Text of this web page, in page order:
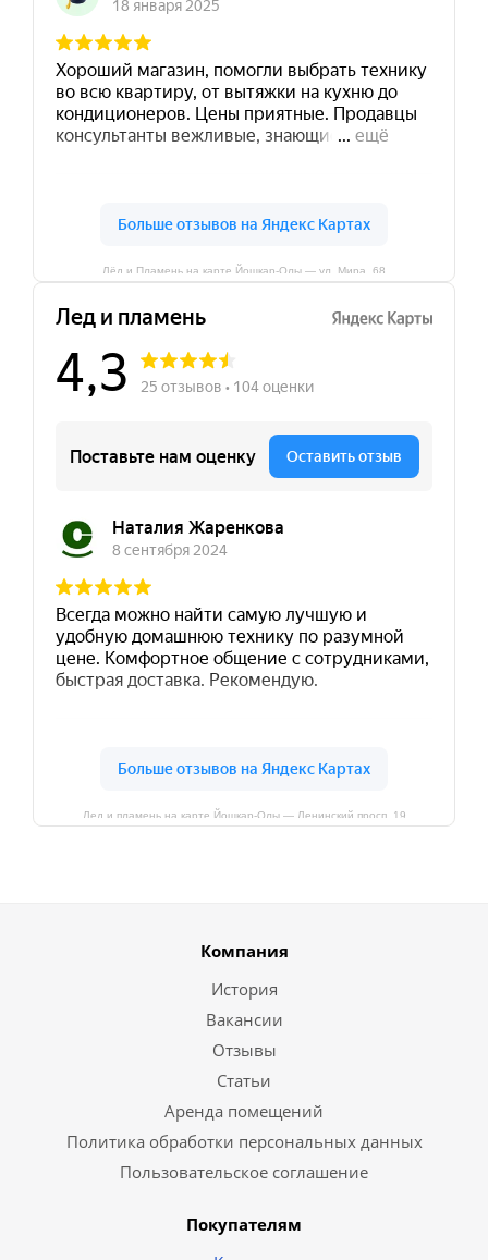
Лёд и Пламень на карте Йошкар‑Олы — ул. Мира, 68
Лед и пламень на карте Йошкар‑Олы — Ленинский просп.,19
Компания
История
Вакансии
Отзывы
Статьи
Аренда помещений
Политика обработки персональных данных
Пользовательское соглашение
Покупателям